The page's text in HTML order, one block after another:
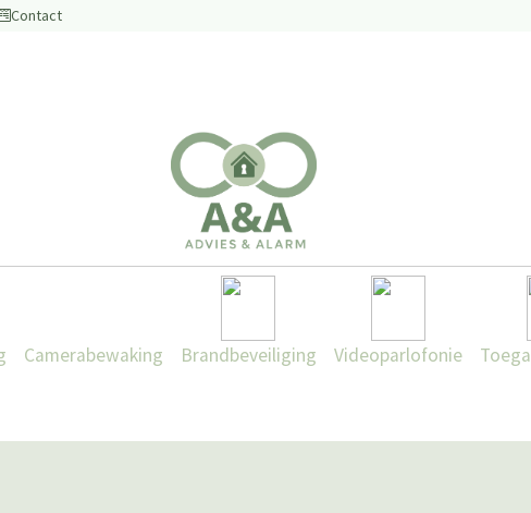
Contact
Camerabewaking Brandbeveiliging Videoparlofonie